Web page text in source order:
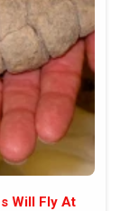
Will Fly At